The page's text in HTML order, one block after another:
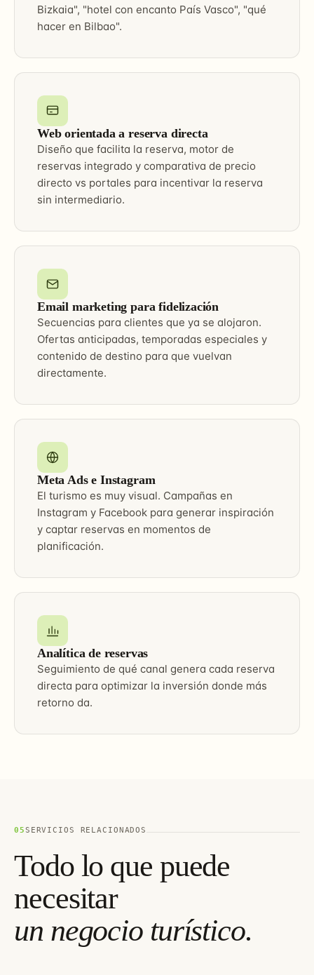
Bizkaia", "hotel con encanto País Vasco", "qué
hacer en Bilbao".
Web orientada a reserva directa
Diseño que facilita la reserva, motor de
reservas integrado y comparativa de precio
directo vs portales para incentivar la reserva
sin intermediario.
Email marketing para fidelización
Secuencias para clientes que ya se alojaron.
Ofertas anticipadas, temporadas especiales y
contenido de destino para que vuelvan
directamente.
Meta Ads e Instagram
El turismo es muy visual. Campañas en
Instagram y Facebook para generar inspiración
y captar reservas en momentos de
planificación.
Analítica de reservas
Seguimiento de qué canal genera cada reserva
directa para optimizar la inversión donde más
retorno da.
05SERVICIOS RELACIONADOS
Todo lo que puede
necesitar
un negocio turístico.